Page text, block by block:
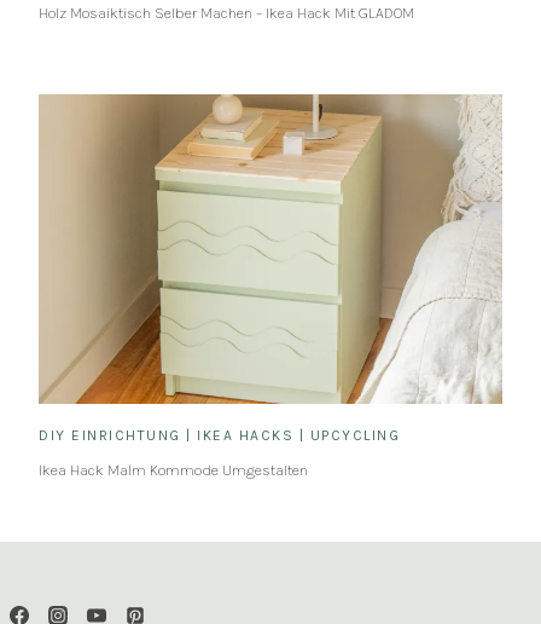
Holz Mosaiktisch Selber Machen – Ikea Hack Mit GLADOM
DIY EINRICHTUNG | IKEA HACKS | UPCYCLING
Ikea Hack Malm Kommode Umgestalten